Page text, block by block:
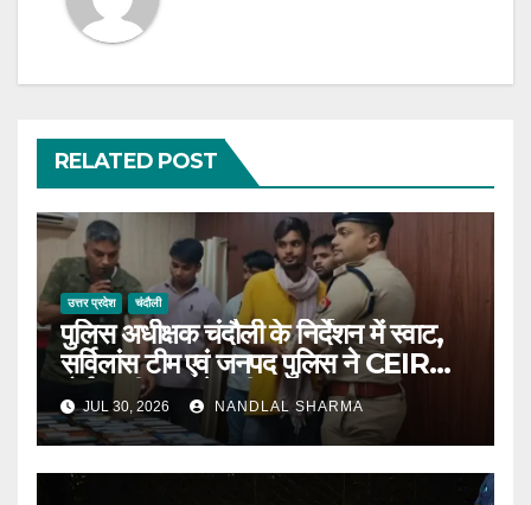
RELATED POST
उत्तर प्रदेश चंदौली
पुलिस अधीक्षक चंदौली के निर्देशन में स्वाट,
सर्विलांस टीम एवं जनपद पुलिस ने CEIR
पोर्टल की मदद से बड़ी सफलता ।
JUL 30, 2026 NANDLAL SHARMA